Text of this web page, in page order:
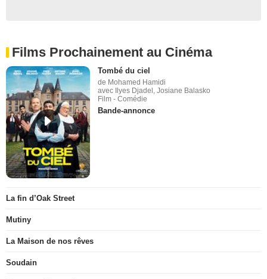
Films Prochainement au Cinéma
Tombé du ciel
de Mohamed Hamidi
avec Ilyes Djadel, Josiane Balasko
Film - Comédie
Bande-annonce
La fin d’Oak Street
Mutiny
La Maison de nos rêves
Soudain